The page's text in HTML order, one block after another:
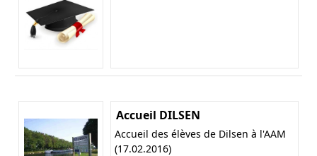
Accueil DILSEN
Accueil des élèves de Dilsen à l'AAM
(17.02.2016)